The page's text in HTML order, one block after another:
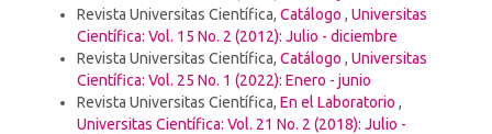
Revista Universitas Científica, Catálogo , Universitas
Científica: Vol. 15 No. 2 (2012): Julio - diciembre
Revista Universitas Científica, Catálogo , Universitas
Científica: Vol. 25 No. 1 (2022): Enero - junio
Revista Universitas Científica, En el Laboratorio ,
Universitas Científica: Vol. 21 No. 2 (2018): Julio -